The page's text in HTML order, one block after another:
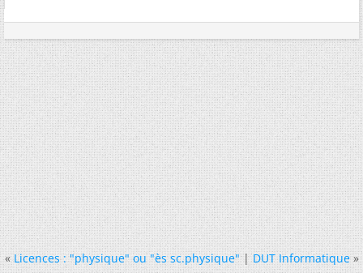
« Licences : "physique" ou "ès sc.physique"|DUT Informatique »